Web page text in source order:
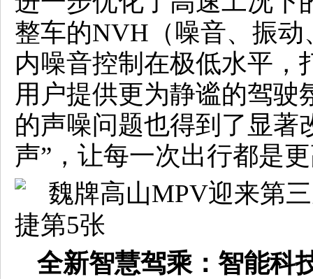
整车的NVH（噪音、振
内噪音控制在极低水平，
用户提供更为静谧的驾驶
的声噪问题也得到了显著
声”，让每一次出行都是
全新智慧驾乘：智能科